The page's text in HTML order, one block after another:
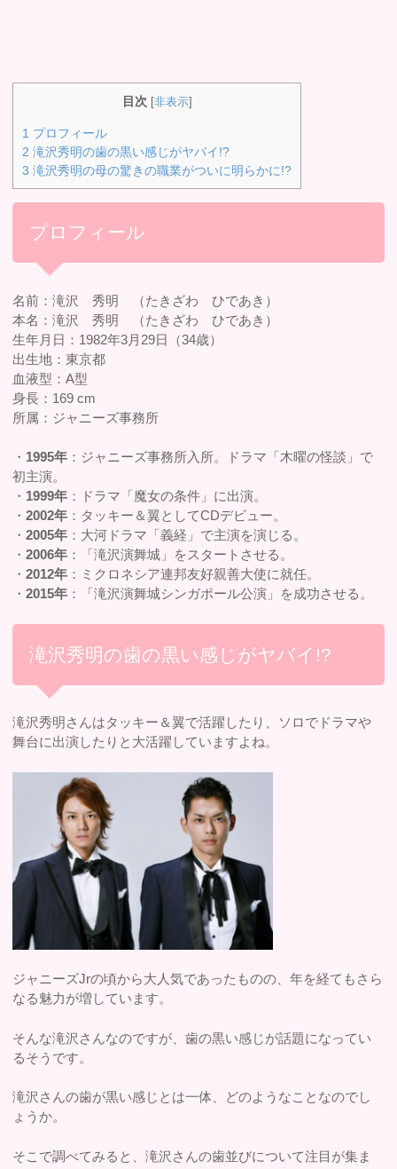
目次 [非表示]
1 プロフィール
2 滝沢秀明の歯の黒い感じがヤバイ!?
3 滝沢秀明の母の驚きの職業がついに明らかに!?
プロフィール
名前：滝沢 秀明 （たきざわ ひであき）
本名：滝沢 秀明 （たきざわ ひであき）
生年月日：1982年3月29日（34歳）
出生地：東京都
血液型：A型
身長：169 cm
所属：ジャニーズ事務所
・ 1995年 ：ジャニーズ事務所入所。ドラマ「木曜の怪談」で
初主演。
・ 1999年 ：ドラマ「魔女の条件」に出演。
・2002年 ：タッキー＆翼としてCDデビュー。
・2005年 ：大河ドラマ「義経」で主演を演じる。
・2006年 ：「滝沢演舞城」をスタートさせる。
・2012年 ：ミクロネシア連邦友好親善大使に就任。
・2015年 ：「滝沢演舞城シンガポール公演」を成功させる。
滝沢秀明の歯の黒い感じがヤバイ!?
滝沢秀明さんはタッキー＆翼で活躍したり、ソロでドラマや
舞台に出演したりと大活躍していますよね。
ジャニーズJrの頃から大人気であったものの、年を経てもさら
なる魅力が増しています。
そんな滝沢さんなのですが、歯の黒い感じが話題になってい
るそうです。
滝沢さんの歯が黒い感じとは一体、どのようなことなのでし
ょうか。
そこで調べてみると、滝沢さんの歯並びについて注目が集ま